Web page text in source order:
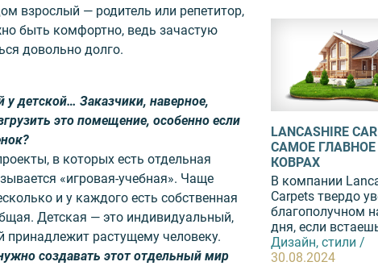
взрослый — родитель или репетитор,
быть комфортно, ведь зачастую
довольно долго.
детской… Заказчики, наверное,
это помещение, особенно если
в которых есть отдельная
«игровая-учебная». Чаще
и у каждого есть собственная
Детская — это индивидуальный,
растущему человеку.
создавать этот отдельный мир
LANCASHIRE
САМОЕ ГЛАВНОЕ
КОВРАХ
В компании
Carpets твердо
благополучном
дня, если
Дизайн, стили /
30.08.2024